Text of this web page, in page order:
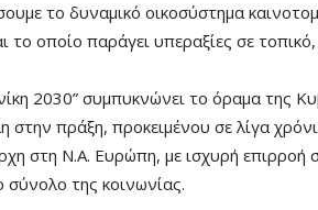
το δυναμικό οικοσύστημα
το οποίο παράγει υπεραξίες σε τοπικό,
2030” συμπυκνώνει το όραμα της
στην πράξη, προκειμένου σε λίγα
στη Ν.Α. Ευρώπη, με ισχυρή επιρροή
σύνολο της κοινωνίας.